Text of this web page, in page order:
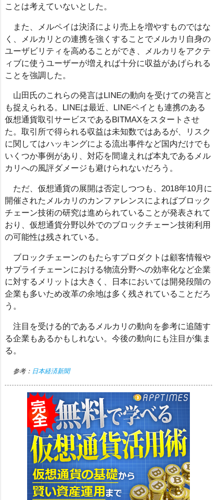
ことは考えていないとした。
また、メルペイは決済により売上を増やすものではな
く、メルカリとの連携を強くすることでメルカリ自身の
ユーザビリティを高めることができ、メルカリをアクテ
ィブに使うユーザーが増えれば十分に収益があげられる
ことを強調した。
山田氏のこれらの発言はLINEの動向を受けての発言と
も捉えられる。LINEは最近、LINEペイとも連携のある
仮想通貨取引サービスであるBITMAXをスタートさせ
た。取引所で得られる収益は未知数ではあるが、リスク
に関してはハッキングによる流出事件など国内だけでも
いくつか事例があり、対応を間違えれば本丸であるメル
カリへの風評ダメージも避けられないだろう。
ただ、仮想通貨の展開は否定しつつも、2018年10月に
開催されたメルカリのカンファレンスによればブロック
チェーン技術の研究は進められていることが発表されて
おり、仮想通貨分野以外でのブロックチェーン技術利用
の可能性は残されている。
ブロックチェーンのもたらすプロダクトは顧客情報や
サプライチェーンにおける物流分野への効率化など企業
に対するメリットは大きく、日本においては開発段階の
企業も多いため改革の余地は多く残されていることだろ
う。
注目を受ける的であるメルカリの動向を参考に追随す
る企業もあるかもしれない。今後の動向にも注目が集ま
る。
参考： 日本経済新聞